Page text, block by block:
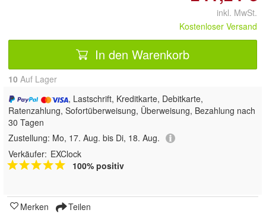
inkl. MwSt.
Kostenloser Versand
In den Warenkorb
10 Auf Lager
, Lastschrift, Kreditkarte, Debitkarte,
Ratenzahlung, Sofortüberweisung, Überweisung, Bezahlung nach
30 Tagen
Zustellung: Mo, 17. Aug. bis Di, 18. Aug.
Verkäufer: EXClock
100% positiv
Merken Teilen